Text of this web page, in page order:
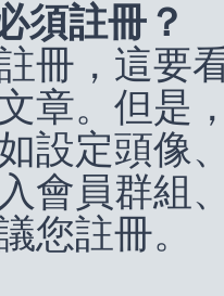
須註冊？
冊，這要
章。但是
設定頭像
會員群組
您註冊。